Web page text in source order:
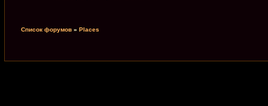
Список форумов » Places